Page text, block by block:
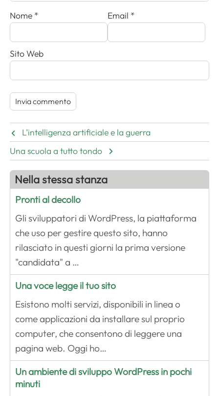
Nome * Email *
Sito Web
L’intelligenza artificiale e la guerra
Una scuola a tutto tondo
Nella stessa stanza
Pronti al decollo
Gli sviluppatori di WordPress, la piattaforma
che uso per gestire questo sito, hanno
rilasciato in questi giorni la prima versione
"candidata" a …
Una voce legge il tuo sito
Esistono molti servizi, disponibili in linea o
come applicazioni da installare sul proprio
computer, che consentono di leggere una
pagina web. Oggi ho…
Un ambiente di sviluppo WordPress in pochi
minuti